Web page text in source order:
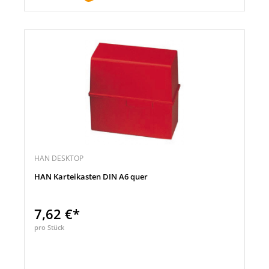
HAN DESKTOP
HAN Karteikasten DIN A6 quer
7,62 €*
pro Stück